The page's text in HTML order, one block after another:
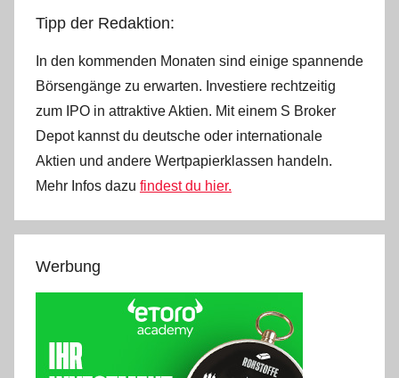
Tipp der Redaktion:
In den kommenden Monaten sind einige spannende
Börsengänge zu erwarten. Investiere rechtzeitig
zum IPO in attraktive Aktien. Mit einem S Broker
Depot kannst du deutsche oder internationale
Aktien und andere Wertpapierklassen handeln.
Mehr Infos dazu findest du hier.
Werbung